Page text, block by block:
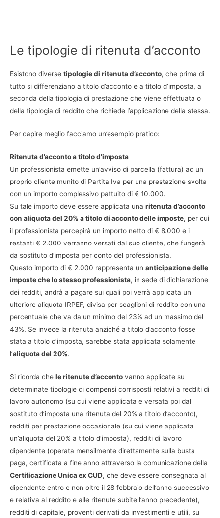
Le tipologie di ritenuta d’acconto
Esistono diverse tipologie di ritenuta d’acconto, che prima di
tutto si differenziano a titolo d’acconto e a titolo d’imposta, a
seconda della tipologia di prestazione che viene effettuata o
della tipologia di reddito che richiede l’applicazione della stessa.
Per capire meglio facciamo un’esempio pratico:
Ritenuta d’acconto a titolo d’imposta
Un professionista emette un’avviso di parcella (fattura) ad un
proprio cliente munito di Partita Iva per una prestazione svolta
con un importo complessivo pattuito di € 10.000.
Su tale importo deve essere applicata una ritenuta d’acconto
con aliquota del 20% a titolo di acconto delle imposte, per cui
il professionista percepirà un importo netto di € 8.000 e i
restanti € 2.000 verranno versati dal suo cliente, che fungerà
da sostituto d’imposta per conto del professionista.
Questo importo di € 2.000 rappresenta un anticipazione delle
imposte che lo stesso professionista, in sede di dichiarazione
dei redditi, andrà a pagare sui quali poi verrà applicata un
ulteriore aliquota IRPEF, divisa per scaglioni di reddito con una
percentuale che va da un minimo del 23% ad un massimo del
43%. Se invece la ritenuta anziché a titolo d’acconto fosse
stata a titolo d’imposta, sarebbe stata applicata solamente
l’aliquota del 20%.
Si ricorda che le ritenute d’acconto vanno applicate su
determinate tipologie di compensi corrisposti relativi a redditi di
lavoro autonomo (su cui viene applicata e versata poi dal
sostituto d’imposta una ritenuta del 20% a titolo d’acconto),
redditi per prestazione occasionale (su cui viene applicata
un’aliquota del 20% a titolo d’imposta), redditi di lavoro
dipendente (operata mensilmente direttamente sulla busta
paga, certificata a fine anno attraverso la comunicazione della
Certificazione Unica ex CUD, che deve essere consegnata al
dipendente entro e non oltre il 28 febbraio dell’anno successivo
e relativa al reddito e alle ritenute subite l’anno precedente),
redditi di capitale, proventi derivati da investimenti e utili, su